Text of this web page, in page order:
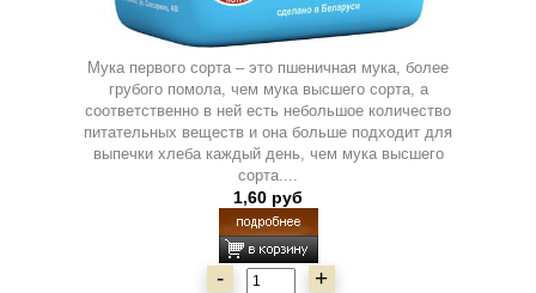
Мука первого сорта – это пшеничная мука, более
грубого помола, чем мука высшего сорта, а
соответственно в ней есть небольшое количество
питательных веществ и она больше подходит для
выпечки хлеба каждый день, чем мука высшего
сорта....
1,60 руб
- +